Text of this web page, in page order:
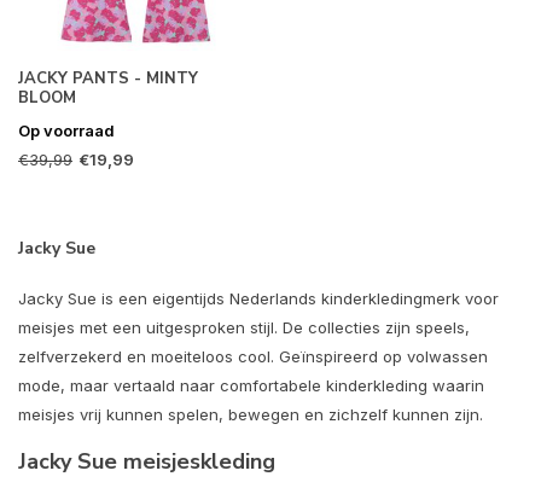
JACKY PANTS - MINTY
BLOOM
Op voorraad
€39,99 €19,99
Jacky Sue
Jacky Sue is een eigentijds Nederlands kinderkledingmerk voor
meisjes met een uitgesproken stijl. De collecties zijn speels,
zelfverzekerd en moeiteloos cool. Geïnspireerd op volwassen
mode, maar vertaald naar comfortabele kinderkleding waarin
meisjes vrij kunnen spelen, bewegen en zichzelf kunnen zijn.
Jacky Sue meisjeskleding